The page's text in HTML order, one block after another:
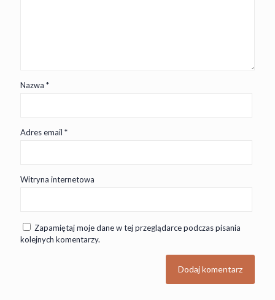
Nazwa *
Adres email *
Witryna internetowa
Zapamiętaj moje dane w tej przeglądarce podczas pisania
kolejnych komentarzy.